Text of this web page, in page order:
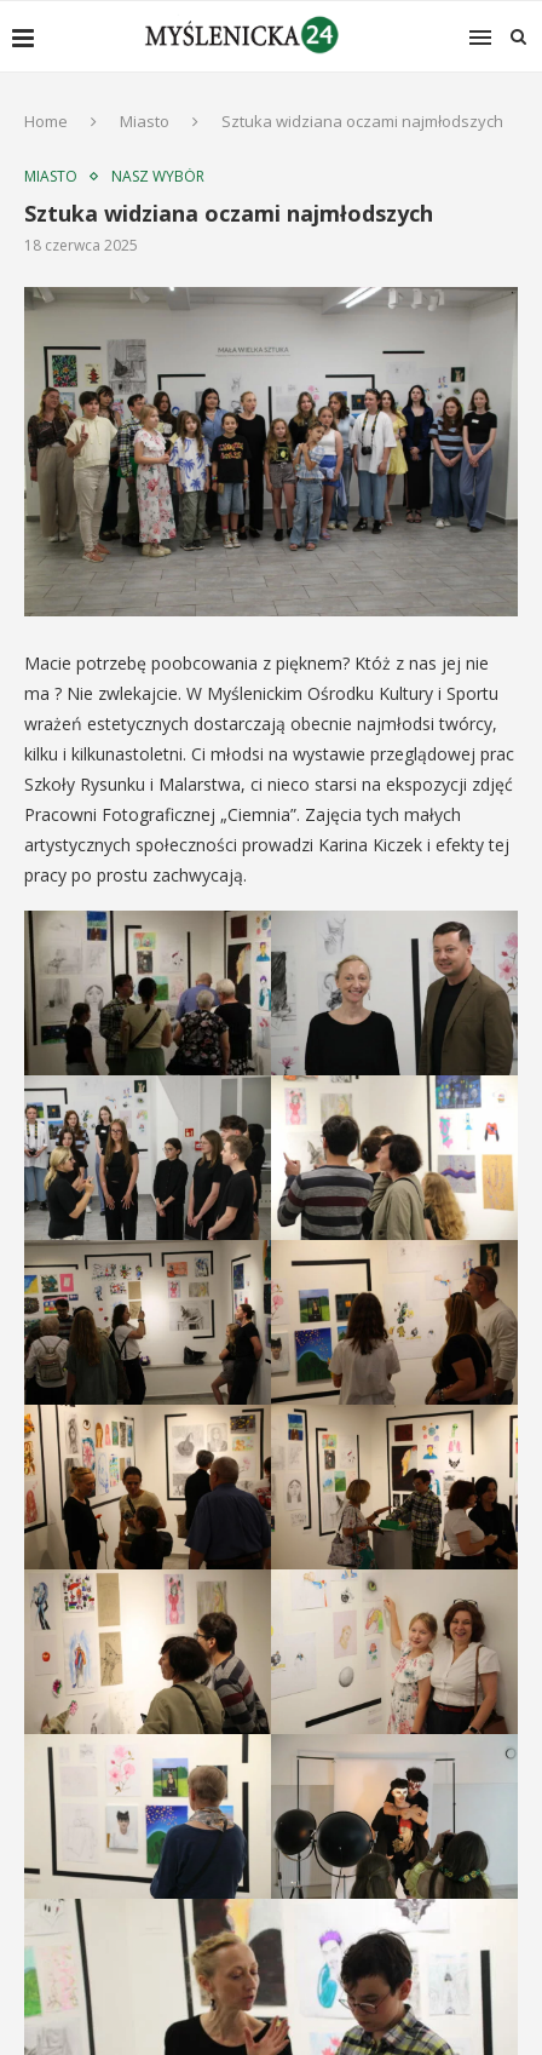
Home Miasto Sztuka widziana oczami najmłodszych
MIASTO NASZ WYBÓR
Sztuka widziana oczami najmłodszych
18 czerwca 2025
Macie potrzebę poobcowania z pięknem? Któż z nas jej nie
ma ? Nie zwlekajcie. W Myślenickim Ośrodku Kultury i Sportu
wrażeń estetycznych dostarczają obecnie najmłodsi twórcy,
kilku i kilkunastoletni. Ci młodsi na wystawie przeglądowej prac
Szkoły Rysunku i Malarstwa, ci nieco starsi na ekspozycji zdjęć
Pracowni Fotograficznej „Ciemnia”. Zajęcia tych małych
artystycznych społeczności prowadzi Karina Kiczek i efekty tej
pracy po prostu zachwycają.